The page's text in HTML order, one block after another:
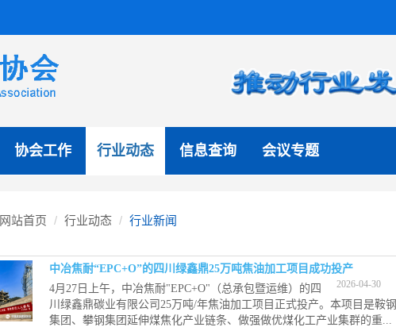
协会工作 行业动态 信息查询 会议专题
网站首页 行业动态 行业新闻
中冶焦耐“EPC+O”的四川绿鑫鼎25万吨焦油加工项目成功投产
2026-04-30
4月27日上午，中冶焦耐"EPC+O"（总承包暨运维）的四
川绿鑫鼎碳业有限公司25万吨/年焦油加工项目正式投产。本项目是鞍钢
集团、攀钢集团延伸煤焦化产业链条、做强做优煤化工产业集群的重...